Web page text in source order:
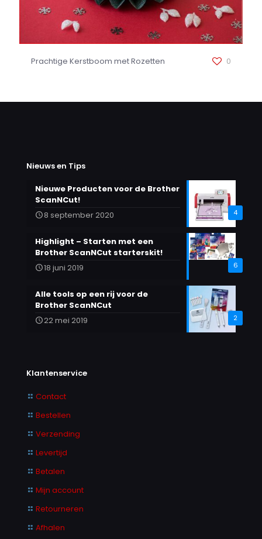
Prachtige Kerstboom met Rozetten 0
Nieuws en Tips
4
Nieuwe Producten voor de Brother
ScanNCut!
8 september 2020
6
Highlight – Starten met een
Brother ScanNCut starterskit!
18 juni 2019
2
Alle tools op een rij voor de
Brother ScanNCut
22 mei 2019
Klantenservice
Contact
Bestellen
Verzending
Levertijd
Betalen
Mijn account
Retourneren
Afhalen